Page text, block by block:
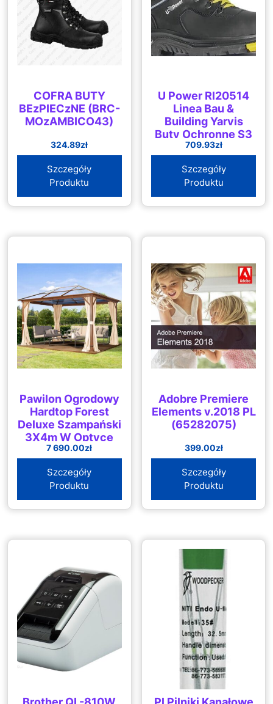
COFRA BUTY
BEzPIECzNE (BRC-
MOzAMBICO43)
324.89zł
Szczegóły
Produktu
U Power Rl20514
Linea Bau &
Building Yarvis
Buty Ochronne S3
Hro Src Ci Czarny
709.93zł
Szczegóły
Produktu
Pawilon Ogrodowy
Hardtop Forest
Deluxe Szampański
3X4m W Optyce
Dębu
7 690.00zł
Szczegóły
Produktu
Adobre Premiere
Elements v.2018 PL
(65282075)
399.00zł
Szczegóły
Produktu